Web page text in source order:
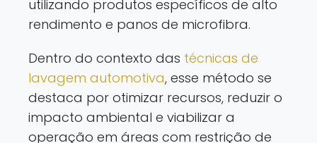
utilizando produtos específicos de alto
rendimento e panos de microfibra.
Dentro do contexto das técnicas de
lavagem automotiva, esse método se
destaca por otimizar recursos, reduzir o
impacto ambiental e viabilizar a
operação em áreas com restrição de